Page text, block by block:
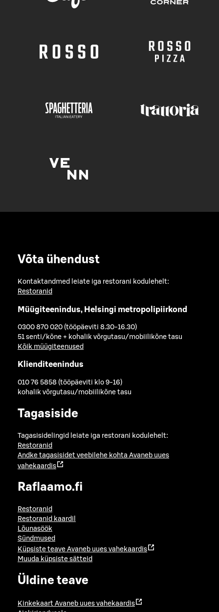
Võta ühendust
Kontaktandmed leiate iga restorani kodulehelt:
Restoranid
Müügiteenindus, Helsingi metropolipiirkond
0300 870 020 (tööpäeviti 8.30-16.30)
51 senti/kõne + kohalik võrgutasu/mobiilikõne tasu
Kõik müügiteenused
Klienditeenindus
010 76 5858 (tööpäeviti klo 9-16)
kohalik võrgutasu/mobiilikõne tasu
Tagasiside
Tagasisidelingid leiate iga restorani kodulehelt:
Restoranid
Andke tagasisidet veebilehe kohta Avaneb uues
vahekaardis
Raflaamo.fi
Restoranid
Restoranid kaardil
Lõunasöök
Sündmused
Küpsiste teave Avaneb uues vahekaardis
Muuda küpsiste sätteid
Üldine teave
Kinkekaart Avaneb uues vahekaardis